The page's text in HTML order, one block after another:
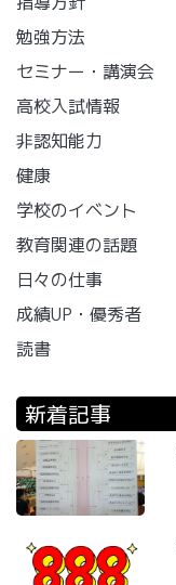
勉強方法
セミナー・講演会
高校入試情報
非認知能力
健康
学校のイベント
教育関連の話題
日々の仕事
成績UP・優秀者
読書
新着記事